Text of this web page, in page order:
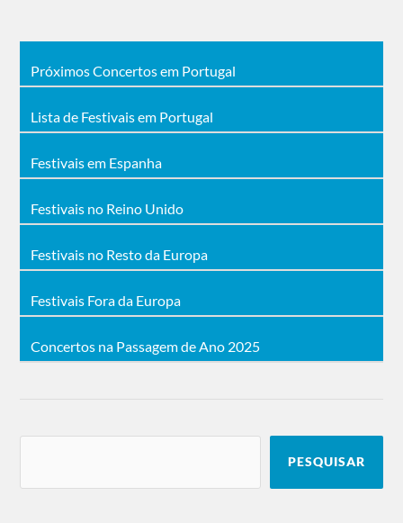
Próximos Concertos em Portugal
Lista de Festivais em Portugal
Festivais em Espanha
Festivais no Reino Unido
Festivais no Resto da Europa
Festivais Fora da Europa
Concertos na Passagem de Ano 2025
PESQUISAR